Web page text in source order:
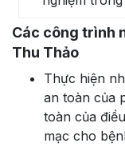
Các công trình
Thu Thảo
Thực hiện
an toàn của
toàn của
mạc cho